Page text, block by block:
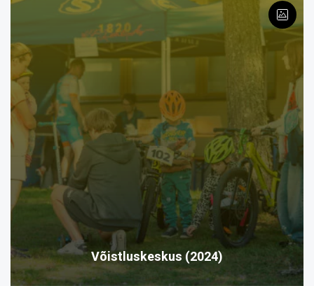
Võistluskeskus (2024)